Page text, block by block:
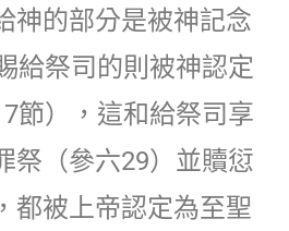
神的部分是被神記念
給祭司的則被神認定
節），這和給祭司享
祭（參六29）並贖愆
都被上帝認定為至聖